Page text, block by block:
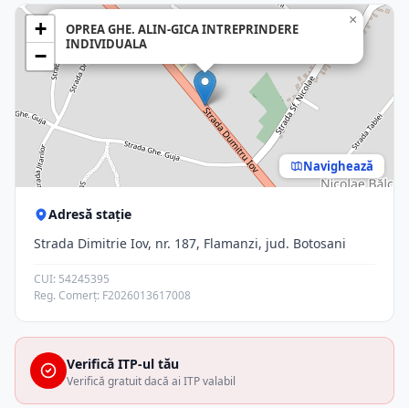
OPREA GHE. ALIN-GICA INTREPRINDERE
INDIVIDUALA
×
+
−
Navighează
Adresă stație
Strada Dimitrie Iov, nr. 187, Flamanzi, jud. Botosani
CUI: 54245395
Reg. Comerț: F2026013617008
Verifică ITP-ul tău
Verifică gratuit dacă ai ITP valabil